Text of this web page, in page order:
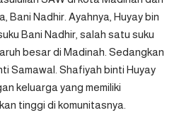
Bani Nadhir. Ayahnya, Huyay bin
Bani Nadhir, salah satu suku
besar di Madinah. Sedangkan
Samawal. Shafiyah binti Huyay
keluarga yang memiliki
tinggi di komunitasnya.